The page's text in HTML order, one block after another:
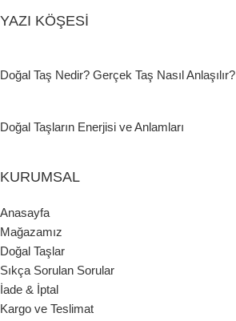
YAZI KÖŞESI
Doğal Taş Nedir? Gerçek Taş Nasıl Anlaşılır?
Doğal Taşların Enerjisi ve Anlamları
KURUMSAL
Anasayfa
Mağazamız
Doğal Taşlar
Sıkça Sorulan Sorular
İade & İptal
Kargo ve Teslimat